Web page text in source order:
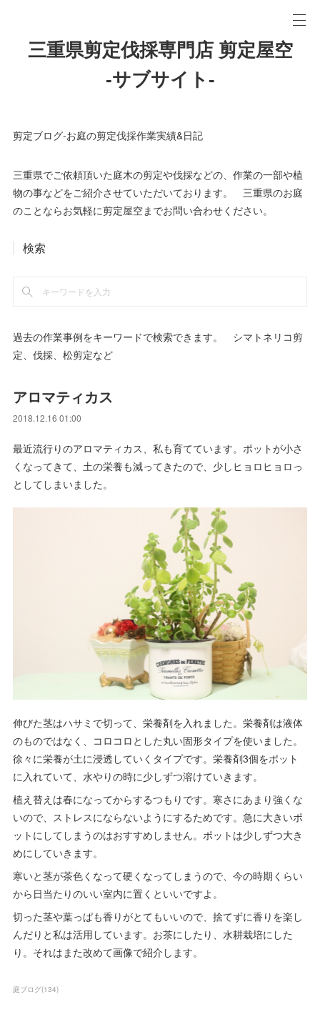
三重県剪定伐採専門店 剪定屋空
-サブサイト-
剪定ブログ-お庭の剪定伐採作業実績&日記
三重県でご依頼頂いた庭木の剪定や伐採などの、作業の一部や植
物の事などをご紹介させていただいております。 三重県のお庭
のことならお気軽に剪定屋空までお問い合わせください。
検索
過去の作業事例をキーワードで検索できます。 シマトネリコ剪
定、伐採、松剪定など
アロマティカス
2018.12.16 01:00
最近流行りのアロマティカス、私も育てています。ポットが小さ
くなってきて、土の栄養も減ってきたので、少しヒョロヒョロっ
としてしまいました。
伸びた茎はハサミで切って、栄養剤を入れました。栄養剤は液体
のものではなく、コロコロとした丸い固形タイプを使いました。
徐々に栄養が土に浸透していくタイプです。栄養剤3個をポット
に入れていて、水やりの時に少しずつ溶けていきます。
植え替えは春になってからするつもりです。寒さにあまり強くな
いので、ストレスにならないようにするためです。急に大きいポ
ットにしてしまうのはおすすめしません。ポットは少しずつ大き
めにしていきます。
寒いと茎が茶色くなって硬くなってしまうので、今の時期くらい
から日当たりのいい室内に置くといいですよ。
切った茎や葉っぱも香りがとてもいいので、捨てずに香りを楽し
んだりと私は活用しています。お茶にしたり、水耕栽培にした
り。それはまた改めて画像で紹介します。
庭ブログ(134)